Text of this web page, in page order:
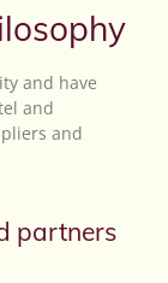
and have
and
and
partners